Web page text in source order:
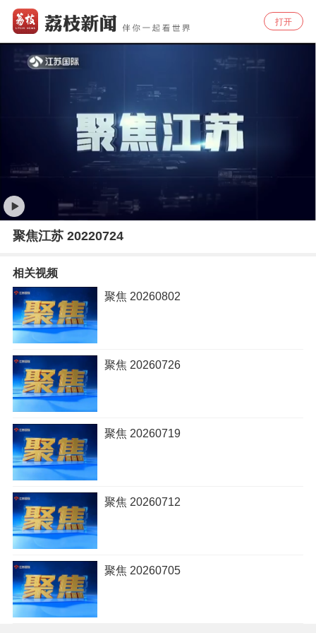
打开
聚焦江苏 20220724
相关视频
聚焦 20260802
聚焦 20260726
聚焦 20260719
聚焦 20260712
聚焦 20260705